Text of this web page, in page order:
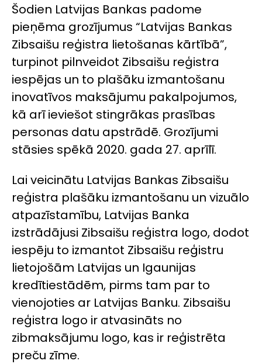
Šodien Latvijas Bankas padome
pieņēma grozījumus “Latvijas Bankas
Zibsaišu reģistra lietošanas kārtībā”,
turpinot pilnveidot Zibsaišu reģistra
iespējas un to plašāku izmantošanu
inovatīvos maksājumu pakalpojumos,
kā arī ieviešot stingrākas prasības
personas datu apstrādē. Grozījumi
stāsies spēkā 2020. gada 27. aprīlī.
Lai veicinātu Latvijas Bankas Zibsaišu
reģistra plašāku izmantošanu un vizuālo
atpazīstamību, Latvijas Banka
izstrādājusi Zibsaišu reģistra logo, dodot
iespēju to izmantot Zibsaišu reģistru
lietojošām Latvijas un Igaunijas
kredītiestādēm, pirms tam par to
vienojoties ar Latvijas Banku. Zibsaišu
reģistra logo ir atvasināts no
zibmaksājumu logo, kas ir reģistrēta
preču zīme.